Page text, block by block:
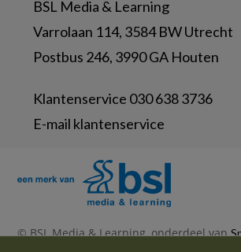
BSL Media & Learning
Varrolaan 114, 3584 BW Utrecht
Postbus 246, 3990 GA Houten
Klantenservice 030 638 3736
E-mail klantenservice
© BSL Media & Learning, onderdeel van